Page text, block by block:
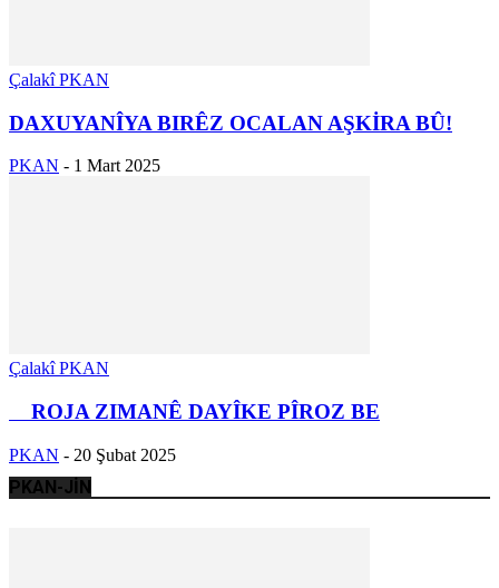
Çalakî PKAN
DAXUYANÎYA BIRÊZ OCALAN AŞKİRA BÛ!
PKAN - 1 Mart 2025
Çalakî PKAN
ROJA ZIMANÊ DAYÎKE PÎROZ BE
PKAN - 20 Şubat 2025
PKAN-JİN